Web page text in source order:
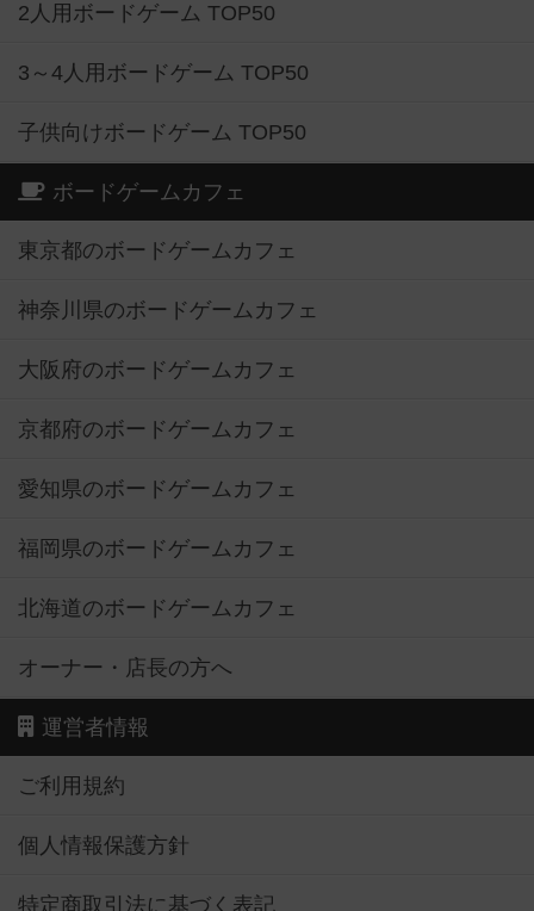
2人用ボードゲーム TOP50
3～4人用ボードゲーム TOP50
子供向けボードゲーム TOP50
ボードゲームカフェ
東京都のボードゲームカフェ
神奈川県のボードゲームカフェ
大阪府のボードゲームカフェ
京都府のボードゲームカフェ
愛知県のボードゲームカフェ
福岡県のボードゲームカフェ
北海道のボードゲームカフェ
オーナー・店長の方へ
運営者情報
ご利用規約
個人情報保護方針
特定商取引法に基づく表記